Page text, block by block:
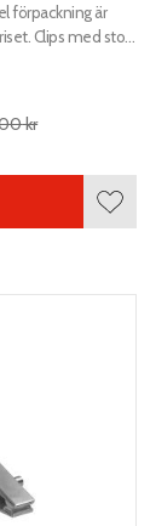
förpackning är
Clips med stor
i diameter.
kr
Lägg